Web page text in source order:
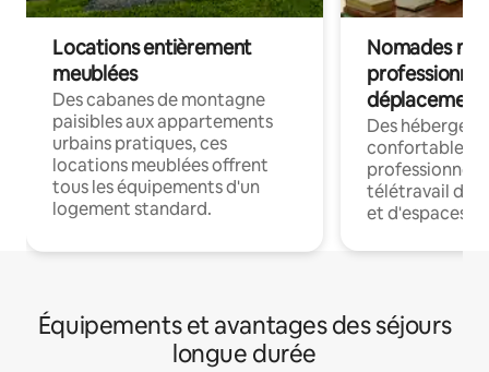
Locations entièrement
meublées
Des cabanes de montagne
paisibles aux appartements
urbains pratiques, ces
locations meublées offrent
tous les équipements d'un
logement standard.
Nomades
déplacement
Des
confortables
professionnels
télétravail
et d'espaces
Équipements et avantages des séjours
longue durée